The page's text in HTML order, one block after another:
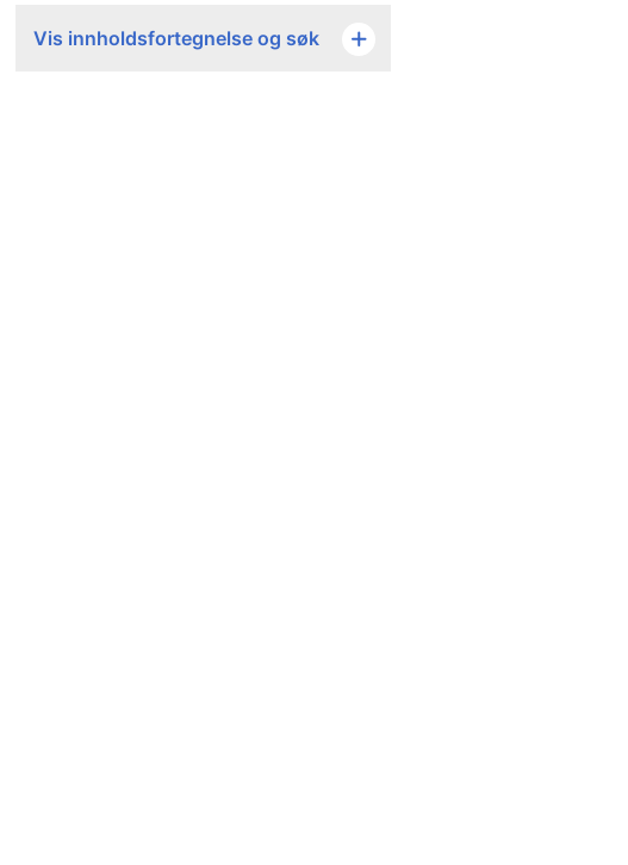
Vis innholdsfortegnelse og søk